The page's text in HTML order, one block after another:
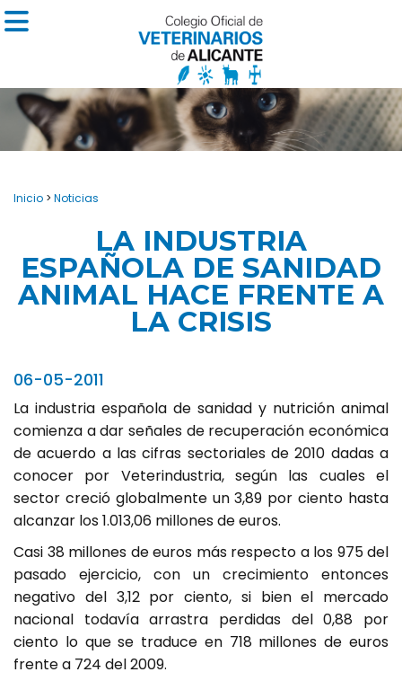
Inicio > Noticias
LA INDUSTRIA
ESPAÑOLA DE SANIDAD
ANIMAL HACE FRENTE A
LA CRISIS
06-05-2011
La industria española de sanidad y nutrición animal
comienza a dar señales de recuperación económica
de acuerdo a las cifras sectoriales de 2010 dadas a
conocer por Veterindustria, según las cuales el
sector creció globalmente un 3,89 por ciento hasta
alcanzar los 1.013,06 millones de euros.
Casi 38 millones de euros más respecto a los 975 del
pasado ejercicio, con un crecimiento entonces
negativo del 3,12 por ciento, si bien el mercado
nacional todavía arrastra perdidas del 0,88 por
ciento lo que se traduce en 718 millones de euros
frente a 724 del 2009.